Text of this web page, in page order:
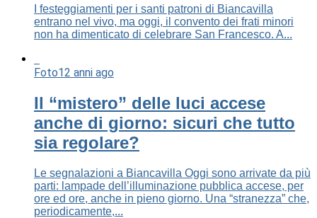
I festeggiamenti per i santi patroni di Biancavilla
entrano nel vivo, ma oggi, il convento dei frati minori
non ha dimenticato di celebrare San Francesco. A...
Foto12 anni ago
Il “mistero” delle luci accese
anche di giorno: sicuri che tutto
sia regolare?
Le segnalazioni a Biancavilla Oggi sono arrivate da più
parti: lampade dell’illuminazione pubblica accese, per
ore ed ore, anche in pieno giorno. Una “stranezza” che,
periodicamente,...